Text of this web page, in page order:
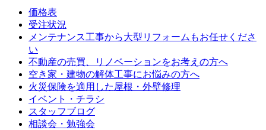
価格表
受注状況
メンテナンス工事から大型リフォームもお任せくださ
い
不動産の売買、リノベーションをお考えの方へ
空き家・建物の解体工事にお悩みの方へ
火災保険を適用した屋根・外壁修理
イベント・チラシ
スタッフブログ
相談会・勉強会